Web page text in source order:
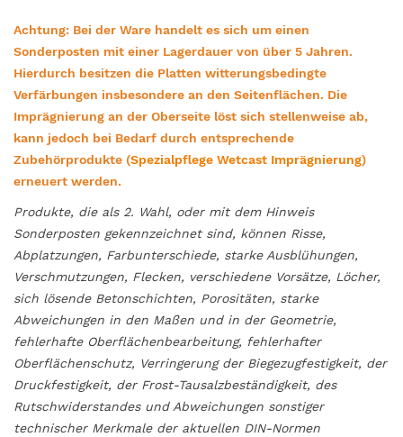
Achtung: Bei der Ware handelt es sich um einen
Sonderposten mit einer Lagerdauer von über 5 Jahren.
Hierdurch besitzen die Platten witterungsbedingte
Verfärbungen insbesondere an den Seitenflächen. Die
Imprägnierung an der Oberseite löst sich stellenweise ab,
kann jedoch bei Bedarf durch entsprechende
Zubehörprodukte (Spezialpflege Wetcast Imprägnierung)
erneuert werden.
Produkte, die als 2. Wahl, oder mit dem Hinweis
Sonderposten gekennzeichnet sind, können Risse,
Abplatzungen, Farbunterschiede, starke Ausblühungen,
Verschmutzungen, Flecken, verschiedene Vorsätze, Löcher,
sich lösende Betonschichten, Porositäten, starke
Abweichungen in den Maßen und in der Geometrie,
fehlerhafte Oberflächenbearbeitung, fehlerhafter
Oberflächenschutz, Verringerung der Biegezugfestigkeit, der
Druckfestigkeit, der Frost-Tausalzbeständigkeit, des
Rutschwiderstandes und Abweichungen sonstiger
technischer Merkmale der aktuellen DIN-Normen